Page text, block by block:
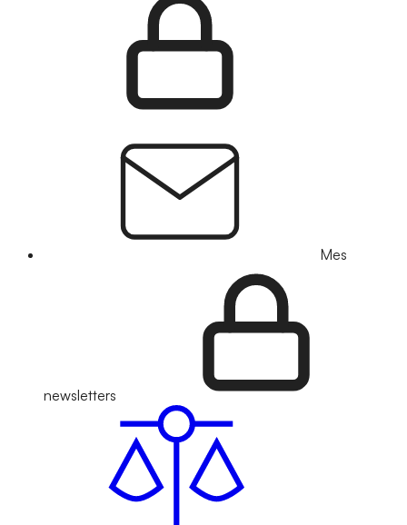
Mes
newsletters